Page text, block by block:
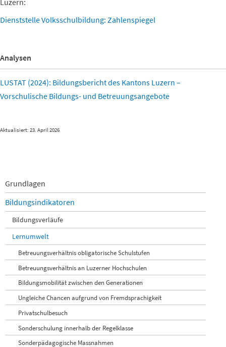
Luzern:
Dienststelle Volksschulbildung: Zahlenspiegel
Analysen
LUSTAT (2024): Bildungsbericht des Kantons Luzern –
Vorschulische Bildungs- und Betreuungsangebote
Aktualisiert: 23. April 2026
Navigation
überspringen
Grundlagen
Bildungsindikatoren
Bildungsverläufe
Lernumwelt
Betreuungsverhältnis obligatorische Schulstufen
Betreuungsverhältnis an Luzerner Hochschulen
Bildungsmobilität zwischen den Generationen
Ungleiche Chancen aufgrund von Fremdsprachigkeit
Privatschulbesuch
Sonderschulung innerhalb der Regelklasse
Sonderpädagogische Massnahmen